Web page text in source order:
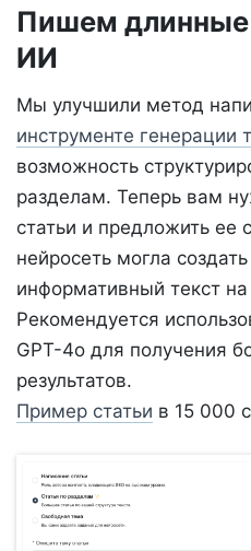
Пишем длинные
ИИ
Мы улучшили метод
инструменте генерации
возможность
разделам. Теперь вам
статьи и предложить ее
нейросеть могла
информативный текст
Рекомендуется
GPT-4o для получения
результатов.
Пример статьи в 15 000